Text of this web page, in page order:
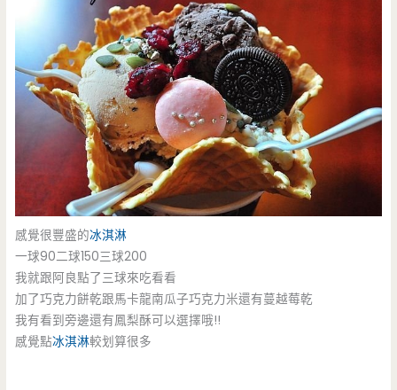
感覺很豐盛的冰淇淋
一球90二球150三球200
我就跟阿良點了三球來吃看看
加了巧克力餅乾跟馬卡龍南瓜子巧克力米還有蔓越莓乾
我有看到旁邊還有鳳梨酥可以選擇哦!!
感覺點冰淇淋較划算很多